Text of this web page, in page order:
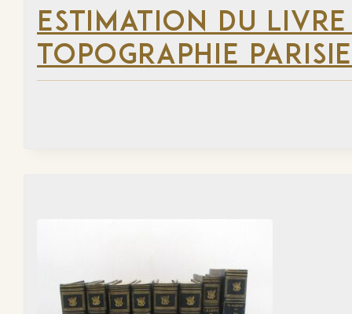
ESTIMATION DU
TOPOGRAPHIE